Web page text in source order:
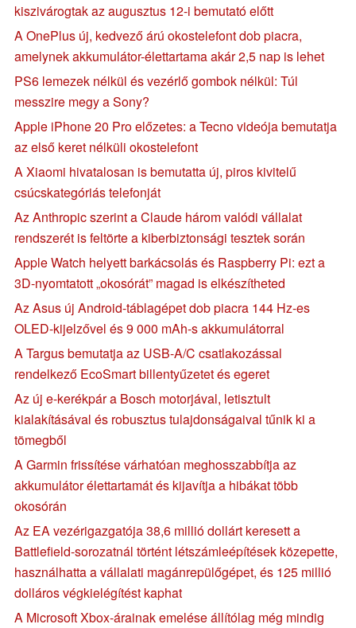
kiszivárogtak az augusztus 12-i bemutató előtt
A OnePlus új, kedvező árú okostelefont dob piacra,
amelynek akkumulátor-élettartama akár 2,5 nap is lehet
PS6 lemezek nélkül és vezérlő gombok nélkül: Túl
messzire megy a Sony?
Apple iPhone 20 Pro előzetes: a Tecno videója bemutatja
az első keret nélküli okostelefont
A Xiaomi hivatalosan is bemutatta új, piros kivitelű
csúcskategóriás telefonját
Az Anthropic szerint a Claude három valódi vállalat
rendszerét is feltörte a kiberbiztonsági tesztek során
Apple Watch helyett barkácsolás és Raspberry Pi: ezt a
3D-nyomtatott „okosórát” magad is elkészítheted
Az Asus új Android-táblagépet dob piacra 144 Hz-es
OLED-kijelzővel és 9 000 mAh-s akkumulátorral
A Targus bemutatja az USB-A/C csatlakozással
rendelkező EcoSmart billentyűzetet és egeret
Az új e-kerékpár a Bosch motorjával, letisztult
kialakításával és robusztus tulajdonságaival tűnik ki a
tömegből
A Garmin frissítése várhatóan meghosszabbítja az
akkumulátor élettartamát és kijavítja a hibákat több
okosórán
Az EA vezérigazgatója 38,6 millió dollárt keresett a
Battlefield-sorozatnál történt létszámleépítések közepette,
használhatta a vállalati magánrepülőgépet, és 125 millió
dolláros végkielégítést kaphat
A Microsoft Xbox-árainak emelése állítólag még mindig